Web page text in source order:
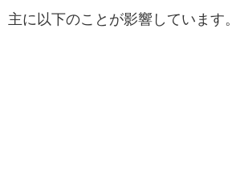
に以下のことが影響しています。